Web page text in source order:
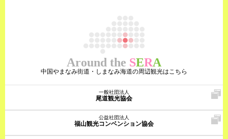
Around the SERA
中国やまなみ街道・しまなみ海道の周辺観光はこちら
一般社団法人
尾道観光協会
公益社団法人
福山観光コンベンション協会